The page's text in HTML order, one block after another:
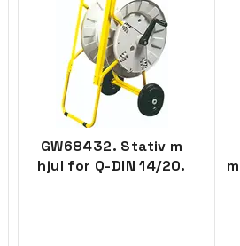
GW68432. Stativ m
hjul for Q-DIN 14/20.